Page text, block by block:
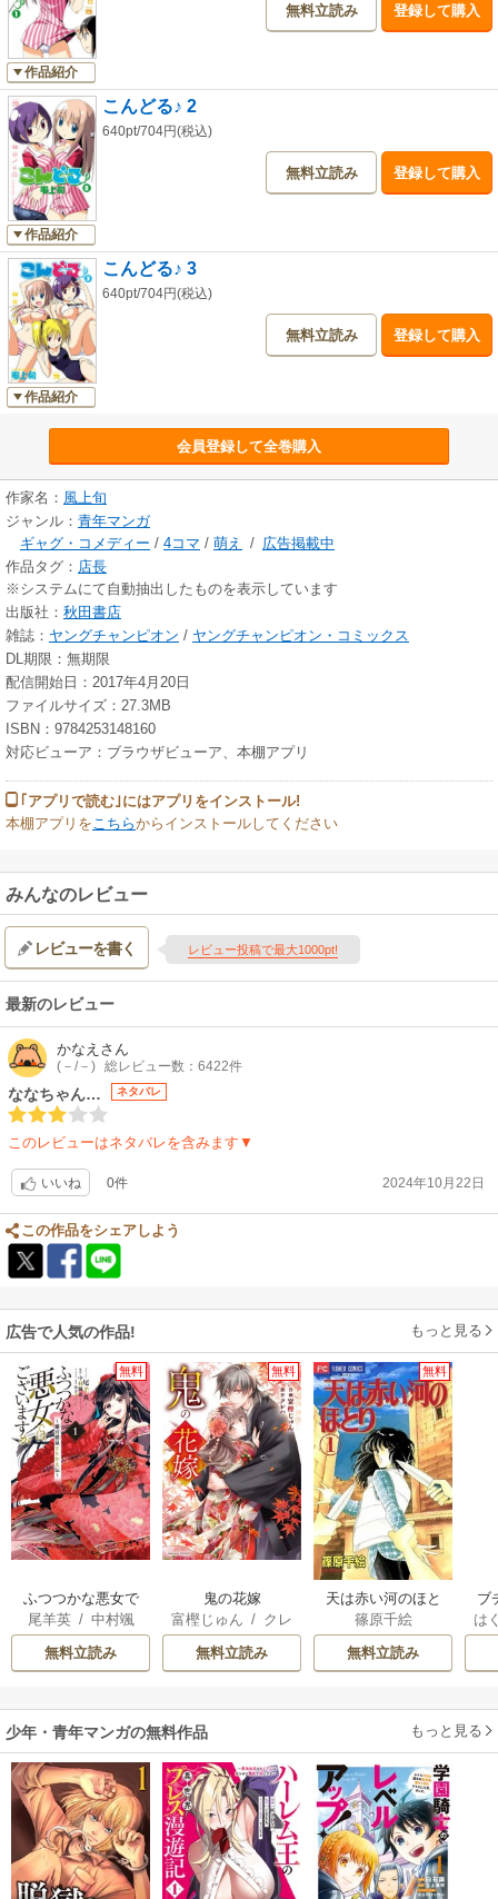
作品紹介
無料立読み 登録して購入
作品紹介
こんどる♪ 2
640pt/704円(税込)
無料立読み 登録して購入
作品紹介
こんどる♪ 3
640pt/704円(税込)
無料立読み 登録して購入
会員登録して全巻購入
作家名： 風上旬
ジャンル： 青年マンガ
ギャグ・コメディー / 4コマ / 萌え / 広告掲載中
作品タグ： 店長
※システムにて自動抽出したものを表示しています
出版社： 秋田書店
雑誌： ヤングチャンピオン / ヤングチャンピオン・コミックス
DL期限：無期限
配信開始日：2017年4月20日
ファイルサイズ：27.3MB
ISBN：9784253148160
対応ビューア：ブラウザビューア、本棚アプリ
｢アプリで読む｣にはアプリをインストール!
本棚アプリを こちらからインストールしてください
みんなのレビュー
レビューを書く レビュー投稿で最大1000pt!
最新のレビュー
かなえ さん
(－/－) 総レビュー数：6422件
ななちゃん… ネタバレ
このレビューはネタバレを含みます▼
いいね 0件 2024年10月22日
この作品をシェアしよう
広告で人気の作品! もっと見る
無料
ふつつかな悪女で
はございますが ～
雛宮蝶鼠とりかえ
伝～
尾羊英/ 中村颯
希
/ ゆき哉
無料立読み
無料
鬼の花嫁
富樫じゅん / クレ
ハ
無料立読み
無料
天は赤い河のほと
り
篠原千絵
無料立読み
ブ
復
は
少年・青年マンガの無料作品 もっと見る